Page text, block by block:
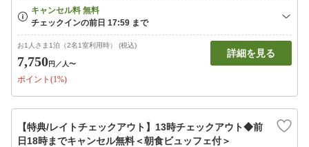
お1人さま1泊（2名1室利用時） (税込)
7,750円 ／人〜
ポイント(1%)
詳細を見る
【特典/レイトチェックアウト】13時チェックアウト◆前
日18時までキャンセル無料＜朝食ビュッフェ付＞